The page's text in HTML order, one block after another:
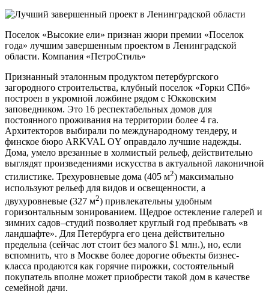
Поселок «Высокие ели» признан жюри премии «Поселок
года» лучшим завершенным проектом в Ленинградской
области. Компания «ПетроСтиль»
Признанный эталонным продуктом петербургского
загородного строительства, клубный поселок «Горки СПб»
построен в укромной ложбине рядом с Юкковским
заповедником. Это 16 респектабельных домов для
постоянного проживания на территории более 4 га.
Архитекторов выбирали по международному тендеру, и
финское бюро ARKVAL OY оправдало лучшие надежды.
Дома, умело врезанные в холмистый рельеф, действительно
выглядят произведениями искусства в актуальной лаконичной
стилистике. Трехуровневые дома (405 м2) максимально
используют рельеф для видов и освещенности, а
двухуровневые (327 м2) привлекательны удобным
горизонтальным зонированием. Щедрое остекление галерей и
зимних садов–студий позволяет круглый год пребывать «в
ландшафте». Для Петербурга его цена действительно
предельна (сейчас лот стоит без малого $1 млн.), но, если
вспомнить, что в Москве более дорогие объекты бизнес-
класса продаются как горячие пирожки, состоятельный
покупатель вполне может приобрести такой дом в качестве
семейной дачи.